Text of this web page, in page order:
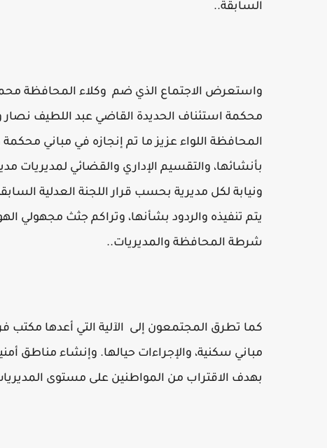
السابقة..
واستعرض الاجتماع الذي ضم وكلاء المحافظة
محكمة استئناف الحديدة القاضي عبد اللطيف نصار
المحافظة اللواء عزيز ما تم إنجازه في مباني
بأنشائها، والتقسيم الإداري والقضائي لمديريات
ونيابة لكل مديرية بحسب قرار اللجنة العدلية
يتم تنفيذه والردود بشأنها، وتراكم جثث مجهولي
شرطة المحافظة والمديريات..
كما تطرق المجتمعون إلى الآلية التي أعدها مكتب
مباني سكنية، والإجراءات حيالها. وإنشاء مناطق
بهدف الاقتراب من المواطنين على مستوى